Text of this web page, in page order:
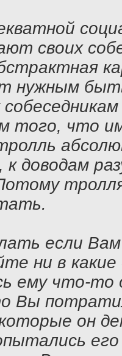
своих
нужным
того, что
к доводам
если Вам
ни в
ему что-то
Вы
он